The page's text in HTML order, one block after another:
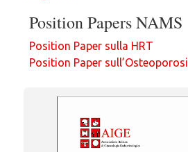
Position Papers NAMS
Position Paper sulla HRT
Position Paper sull’Osteoporosi